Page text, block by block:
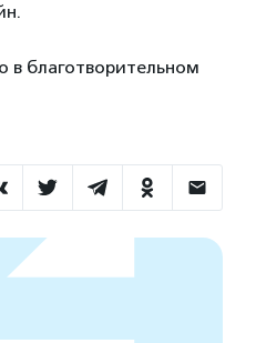
в благотворительном